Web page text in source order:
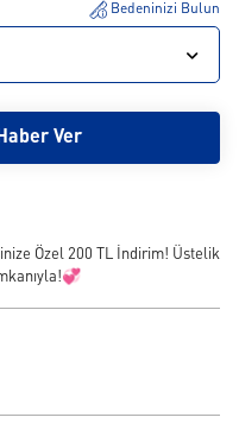
Bedeninizi Bulun
Ver
Özel 200 TL İndirim! Üstelik